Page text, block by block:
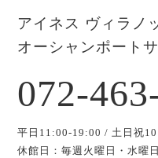
アイネス ヴィラノ
オーシャンポート
072-
平日11:00-19:00 / 土日祝
休館日：毎週火曜日・水曜日